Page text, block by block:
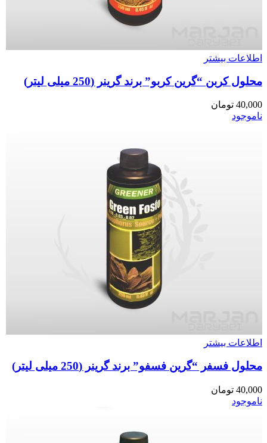
اطلاعات بیشتر
محلول کربن “گرین کربو” برند گرینر (250 میلی لیتر)
40,000 تومان
ناموجود
اطلاعات بیشتر
محلول فسفر “گرین فسفو” برند گرینر (250 میلی لیتر)
40,000 تومان
ناموجود